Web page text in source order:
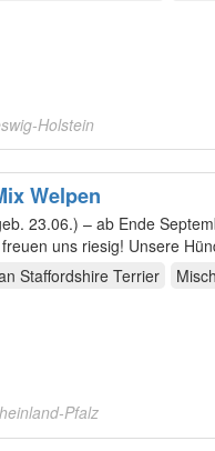
Holstein
Welpen
23.06.) – ab Ende
uns riesig! Unsere
Staffordshire Terrier
Pfalz